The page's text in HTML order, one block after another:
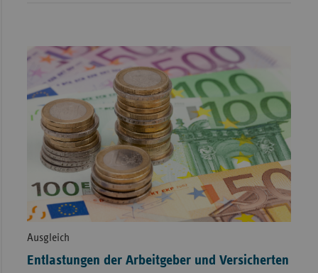
Ausgleich
Entlastungen der Arbeitgeber und Versicherten